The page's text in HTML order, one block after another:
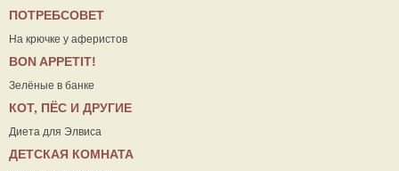
ПОТРЕБСОВЕТ
На крючке у аферистов
ВON APPETIT!
Зелёные в банке
КОТ, ПЁС И ДРУГИЕ
Диета для Элвиса
ДЕТСКАЯ КОМНАТА